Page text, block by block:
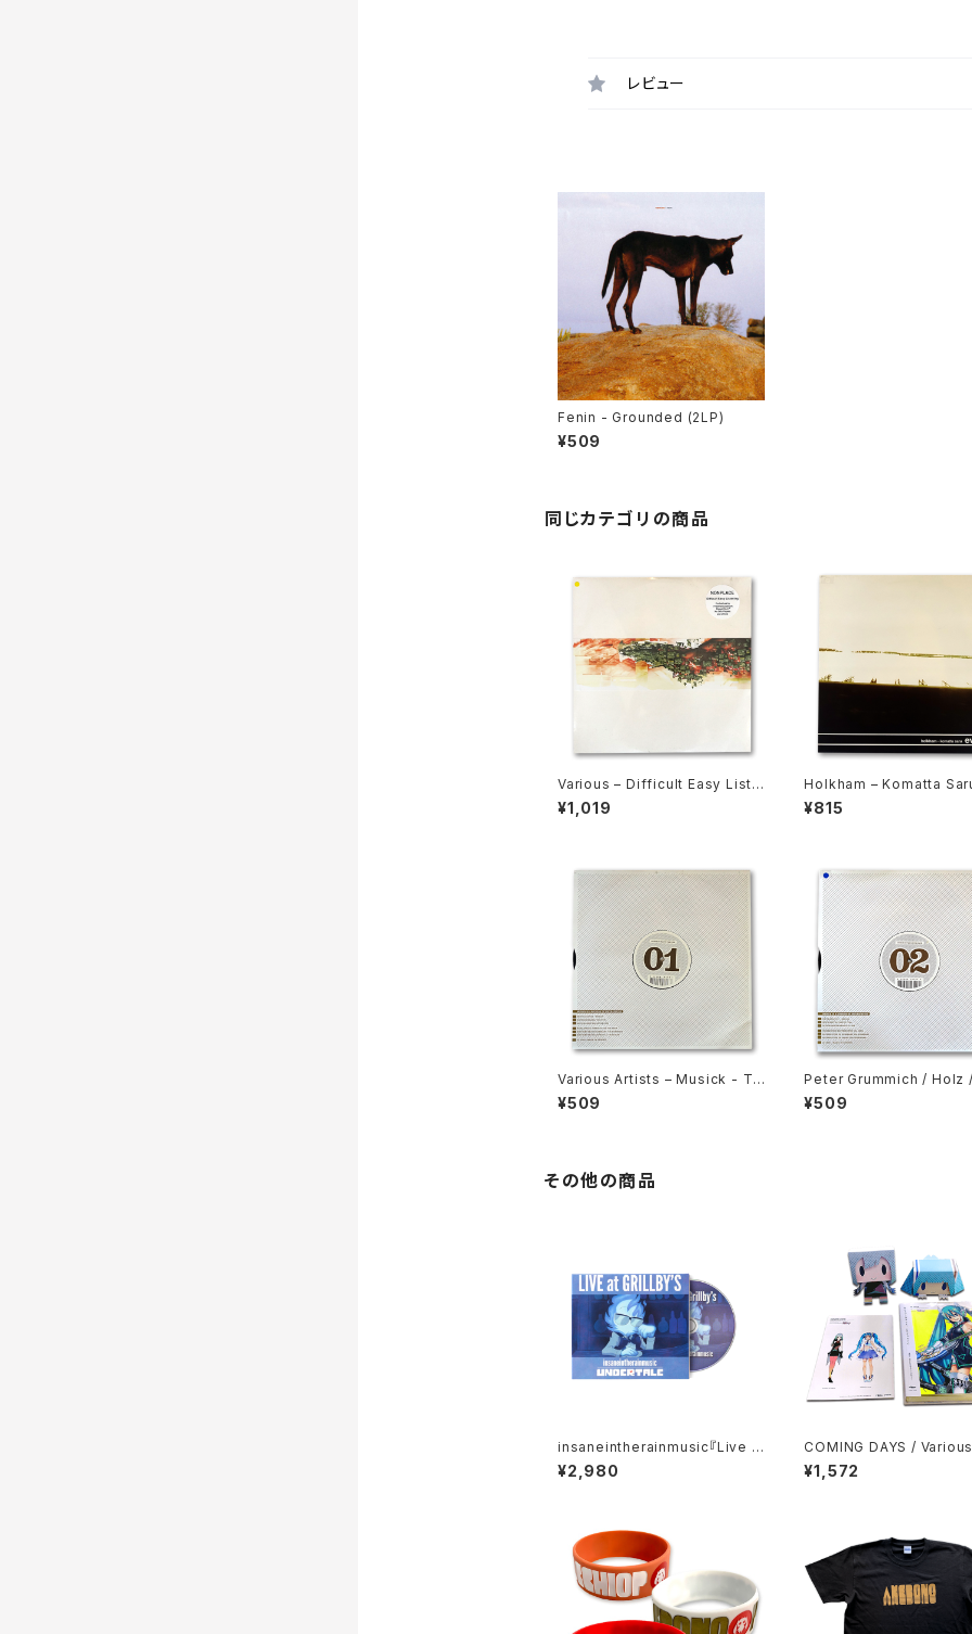
レビュー
Fenin - Grounded (2LP)
¥509
同じカテゴリの商品
Various ‎– Difficult Easy Liste
ning (2LP)
¥1,019
Holkham ‎– Komatta
¥815
Various Artists ‎– Musick - To
Play In The Club (EP)
¥509
Peter Grummich / Holz /
m ‎– Musick - To Play In
Club (EP)
¥509
その他の商品
insaneintherainmusic『Live a
t Grillby's』 (CD)
¥2,980
COMING DAYS /
ts feat. 初音ミク
¥1,572